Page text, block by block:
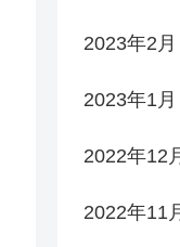
2023年2月
2023年1月
2022年12
2022年11